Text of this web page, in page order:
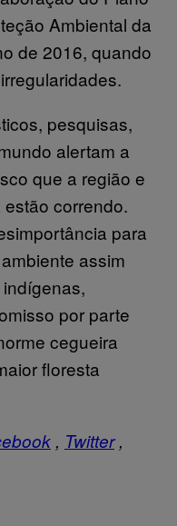
Ambiental da
de 2016, quando
pesquisas,
alertam a
que a região e
correndo.
para
assim
por parte
cegueira
floresta
, Twitter,